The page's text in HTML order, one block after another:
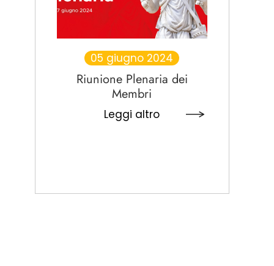
05 giugno 2024
Riunione Plenaria dei
Membri
Leggi altro